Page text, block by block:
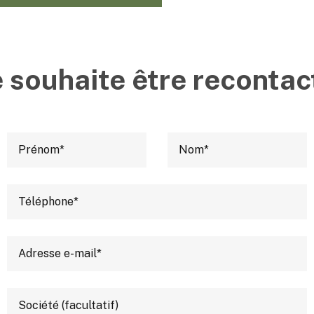
souhaite être